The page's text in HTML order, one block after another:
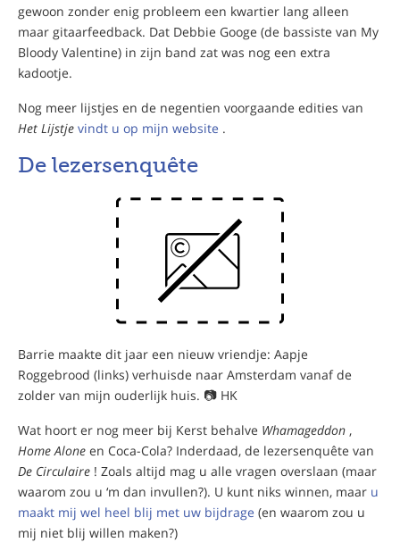
gewoon zonder enig probleem een kwartier lang alleen
maar gitaarfeedback. Dat Debbie Googe (de bassiste van My
Bloody Valentine) in zijn band zat was nog een extra
kadootje.
Nog meer lijstjes en de negentien voorgaande edities van
Het Lijstje vindt u op mijn website .
De lezersenquête
Barrie maakte dit jaar een nieuw vriendje: Aapje
Roggebrood (links) verhuisde naar Amsterdam vanaf de
zolder van mijn ouderlijk huis. 📷 HK
Wat hoort er nog meer bij Kerst behalve Whamageddon ,
Home Alone en Coca-Cola? Inderdaad, de lezersenquête van
De Circulaire ! Zoals altijd mag u alle vragen overslaan (maar
waarom zou u ‘m dan invullen?). U kunt niks winnen, maar u
maakt mij wel heel blij met uw bijdrage (en waarom zou u
mij niet blij willen maken?)